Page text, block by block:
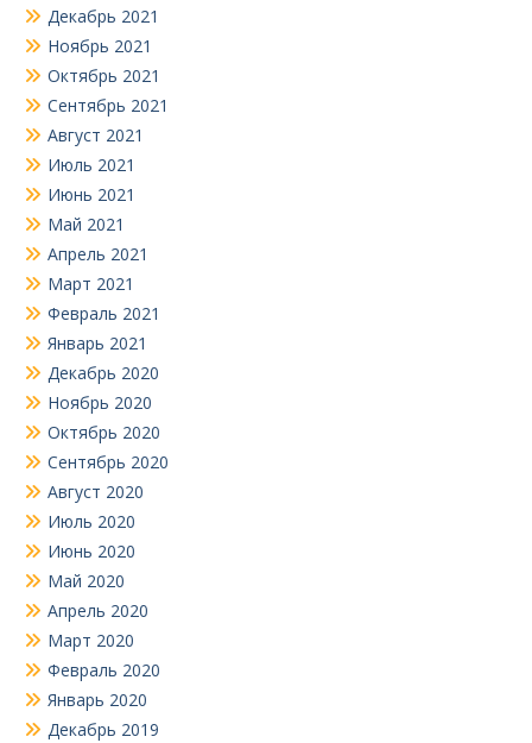
Декабрь 2021
Ноябрь 2021
Октябрь 2021
Сентябрь 2021
Август 2021
Июль 2021
Июнь 2021
Май 2021
Апрель 2021
Март 2021
Февраль 2021
Январь 2021
Декабрь 2020
Ноябрь 2020
Октябрь 2020
Сентябрь 2020
Август 2020
Июль 2020
Июнь 2020
Май 2020
Апрель 2020
Март 2020
Февраль 2020
Январь 2020
Декабрь 2019